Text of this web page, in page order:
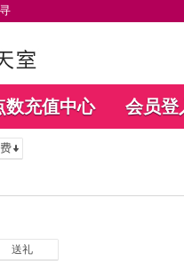
数充值中心 会员登
送礼